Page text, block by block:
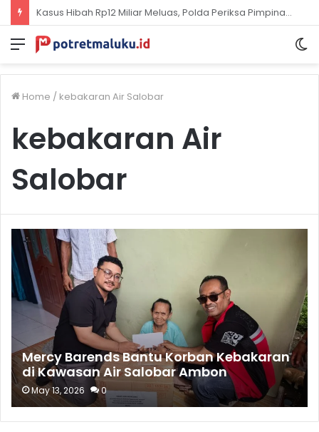
Pemerintah KKT & Pertamina Komitmen Jaga Keandalan Suplai BBM di Saumlaki
Menu
Home / kebakaran Air Salobar
kebakaran Air
Salobar
Mercy Barends Bantu Korban Kebakaran
di Kawasan Air Salobar Ambon
May 13, 2026 0